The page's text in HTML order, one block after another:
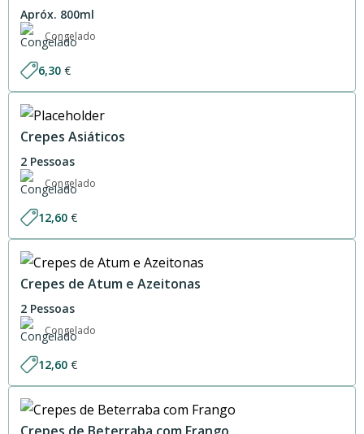
Apróx. 800ml
Congelado
6,30 €
Crepes Asiáticos
2 Pessoas
Congelado
12,60 €
Crepes de Atum e Azeitonas
2 Pessoas
Congelado
12,60 €